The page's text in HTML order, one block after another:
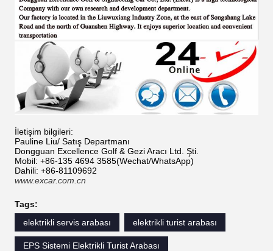
İletişim bilgileri:
Pauline Liu/ Satış Departmanı
Dongguan Excellence Golf & Gezi Aracı Ltd. Şti.
Mobil: +86-135 4694 3585(Wechat/WhatsApp)
Dahili: +86-81109692
www.excar.com.cn
Tags:
elektrikli servis arabası
elektrikli turist arabası
EPS Sistemi Elektrikli Turist Arabası